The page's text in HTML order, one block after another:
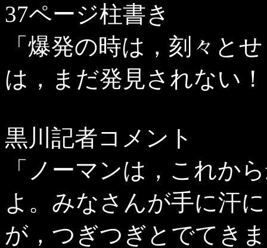
37ページ柱書き
「爆発の時は，刻々と
は，まだ発見されない
黒川記者コメント
「ノーマンは，これか
よ。みなさんが手に汗
が，つぎつぎとでてき